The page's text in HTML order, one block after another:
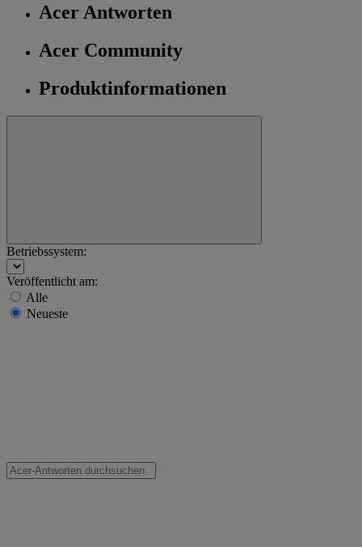
Acer Antworten
Acer Community
Produktinformationen
Betriebssystem:
Veröffentlicht am:
Alle
Neueste